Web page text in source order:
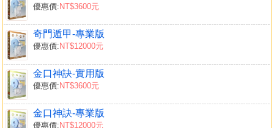
優惠價:NT$3600元
奇門遁甲-專業版
優惠價:NT$12000元
金口神訣-實用版
優惠價:NT$3600元
金口神訣-專業版
優惠價:NT$12000元